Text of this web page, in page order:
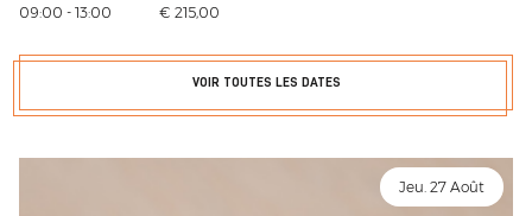
09:00 - 13:00 € 215,00
VOIR TOUTES LES DATES
Jeu. 27 Août